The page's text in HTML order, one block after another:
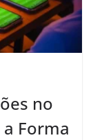
no
Forma